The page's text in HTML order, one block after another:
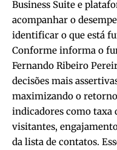
Business Suite e
acompanhar o
identificar o que está
Conforme informa o
Fernando Ribeiro
decisões mais
maximizando o
indicadores como taxa
visitantes,
da lista de contatos.